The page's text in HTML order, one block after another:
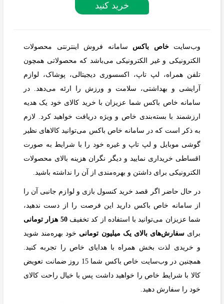
خرید کنید
وب‌سایتخاص باکس سامانه فروش اینترنتی محصولات
الکترونیکی و غیر الکترونیکی می‌باشد که محصولاتی همچون
تلفن همراه، لپ تاپ، اکسسوری دیجیتالی، پوشاک، لوازم
آرایشی و بهداشتی، سلامت و ورزش را ارئه می‌دهد. در
سامانه خاص باکس شما عزیزان با خرید کالای خود یک هدیه
ارزشمند با بسته‌بندی خاص و ویژه دریافت خواهید کرد. لازم
به ذکر است که در سامانه خاص باکس می‌توانید کالاهای نظیر
گوشی موبایل و لپ تاپ و غیره خود را با شرایط به صورت
اقساطی خریداری نمایید و دیگر نگران هزینه بالای محصولات
الکترونیکی برای داشتن و بهره‌مندی از آن را نداشته باشید.
در حال حاضر اگر قصد خرید کنسول بازی و لوازم جانبی آن را
از سامانه خاص باکس دارید این فرصت را از دست ندهید،
شما عزیزان می‌توانید با استفاده از کد تخفیف50 هزار تومانی
برایسفارش‌های بالای یک میلیون تومانی خود بهره‌مند ‌شوید
و خریدی لذت بخش همراه با هدایای خاص را تجربه کنید.
همچنین در وب‌سایت خاص باکس شما 15 روز ضمانت تعویض
کالا با شرایط خاص را خواهید داشت پس با خیال راحت کالای
خود را سفارش دهید.